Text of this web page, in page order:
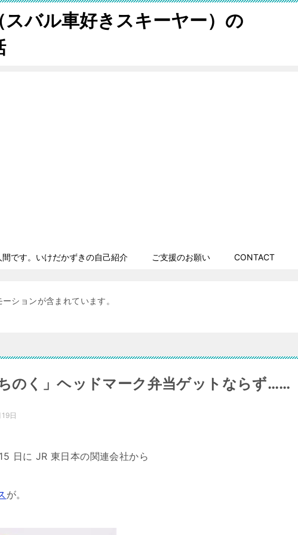
スバル車好きスキーヤー）の
間です。いけだかずきの自己紹介 ご支援のお願い CONTACT
ションが含まれています。
のく」ヘッドマーク弁当ゲットならず……
日
日に JR 東日本の関連会社から
が。